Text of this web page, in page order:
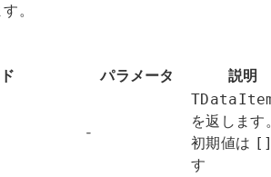
。
パラメータ 説明
-
を返します
初期値は
す